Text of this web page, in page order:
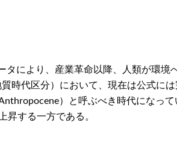
により、産業革命以降、人類が環境
時代区分）において、現在は公式に
）と呼ぶべき時代になっ
昇する一方である。